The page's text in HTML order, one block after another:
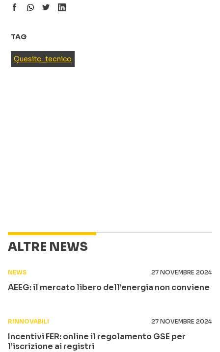
TAG
Quesito_tecnico
ALTRE NEWS
NEWS 27 NOVEMBRE 2024
AEEG: il mercato libero dell’energia non conviene
RINNOVABILI 27 NOVEMBRE 2024
Incentivi FER: online il regolamento GSE per
l’iscrizione ai registri